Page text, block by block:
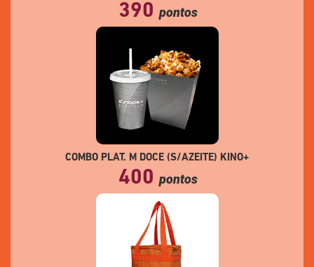
390 pontos
COMBO PLAT. M DOCE (S/AZEITE) KINO+
400 pontos